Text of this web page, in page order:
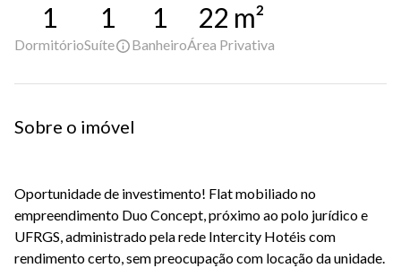
1
Dormitório
1
Suíte
1
Banheiro
22 m²
Área Privativa
Sobre o imóvel
Oportunidade de investimento! Flat mobiliado no
empreendimento Duo Concept, próximo ao polo jurídico e
UFRGS, administrado pela rede Intercity Hotéis com
rendimento certo, sem preocupação com locação da unidade.